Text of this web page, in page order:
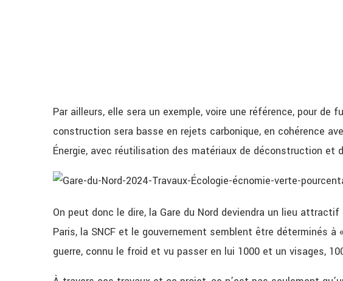
Par ailleurs, elle sera un exemple, voire une référence, pour de
construction sera basse en rejets carbonique, en cohérence
Énergie, avec réutilisation des matériaux de déconstruction et
On peut donc le dire, la Gare du Nord deviendra un lieu
Paris, la SNCF et le gouvernement semblent être déterminés
guerre, connu le froid et vu passer en lui 1000 et un visages,